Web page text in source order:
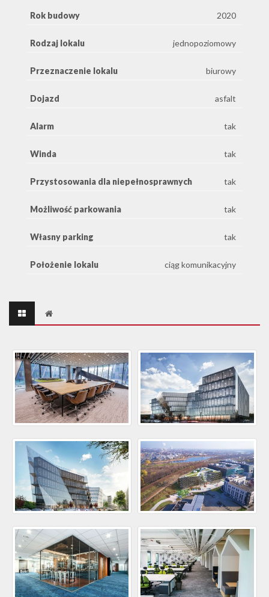
Rok budowy 2020
Rodzaj lokalu jednopoziomowy
Przeznaczenie lokalu biurowy
Dojazd asfalt
Alarm tak
Winda tak
Przystosowania dla niepełnosprawnych tak
Możliwość parkowania tak
Własny parking tak
Położenie lokalu ciąg komunikacyjny